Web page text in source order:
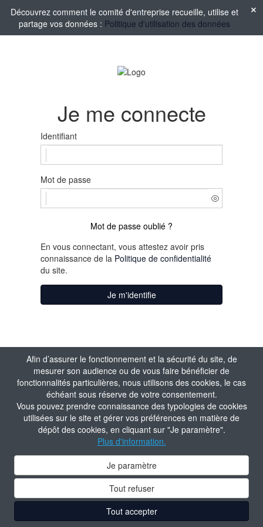
Afin d’assurer le fonctionnement et la sécurité du site, de
mesurer son audience ou de vous faire bénéficier de
fonctionnalités particulières, nous utilisons des cookies, le cas
échéant sous réserve de votre consentement.
Vous pouvez prendre connaissance des typologies de cookies
utilisées sur le site et gérer vos préférences en matière de
dépôt des cookies, en cliquant sur "Je paramètre".
Plus d'information.
Je paramètre
Tout refuser
Tout accepter
Découvrez comment le comité d'entreprise recueille, utilise et
partage vos données : Politique d'utilisation des données
Je me connecte
Identifiant
Mot de passe
Mot de passe oublié ?
En vous connectant, vous attestez avoir pris
connaissance de la Politique de confidentialité
du site.
Je m'identifie